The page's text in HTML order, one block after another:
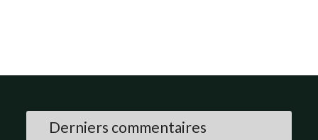
Derniers commentaires